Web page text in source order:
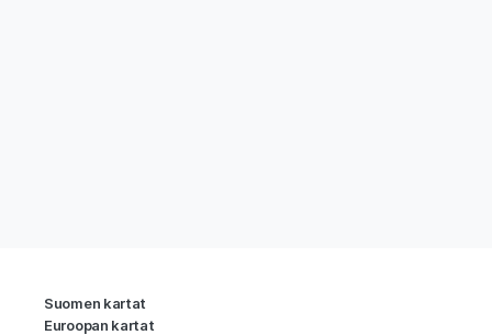
Suomen kartat
Euroopan kartat